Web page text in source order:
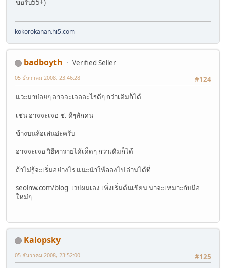
ขอรับ55+)
kokorokanan.hi5.com
badboyth
Verified Seller
#124
05 ธันวาคม 2008, 23:46:28
แวะมาบ่อยๆ อาจจะเจออะไรดีๆ กว่าเดิมก็ได้
เช่น อาจจะเจอ ช. ดีๆสักคน
ข้างบนล้อเล่นอ่ะครับ
อาจจะเจอ วิธีหารายได้เด็ดๆ กว่าเดิมก็ได้
ถ้าไม่รู้จะเริ่มอย่างไร แนะนำให้ลองไป อ่านได้ที่
seolnw.com/blog เวปผมเอง เพิ่งเริ่มต้นเขียน น่าจะเหมาะกับมือ
ใหม่ๆ
Kalopsky
#125
05 ธันวาคม 2008, 23:52:00